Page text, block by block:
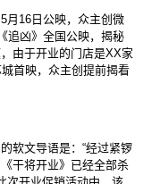
月16日公映，众主创微
追凶》全国公映，揭秘
由于开业的门店是XX家
首映，众主创提前揭看
软文导语是：“经过紧锣
干将开业》已经全部杀